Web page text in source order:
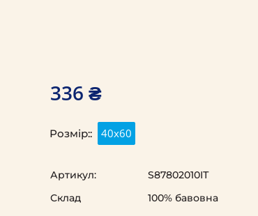
336 ₴
Розмір:: 40х60
Артикул:
S87802010ІТ
Склад
100% бавовна